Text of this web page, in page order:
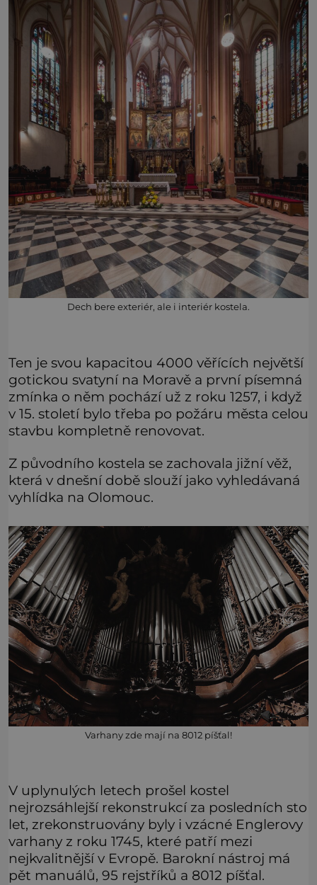
Dech bere exteriér, ale i interiér kostela.
Ten je svou kapacitou 4000 věřících největší
gotickou svatyní na Moravě a první písemná
zmínka o něm pochází už z roku 1257, i když
v 15. století bylo třeba po požáru města celou
stavbu kompletně renovovat.
Z původního kostela se zachovala jižní věž,
která v dnešní době slouží jako vyhledávaná
vyhlídka na Olomouc.
Varhany zde mají na 8012 píšťal!
V uplynulých letech prošel kostel
nejrozsáhlejší rekonstrukcí za posledních sto
let, zrekonstruovány byly i vzácné Englerovy
varhany z roku 1745, které patří mezi
nejkvalitnější v Evropě. Barokní nástroj má
pět manuálů, 95 rejstříků a 8012 píšťal.